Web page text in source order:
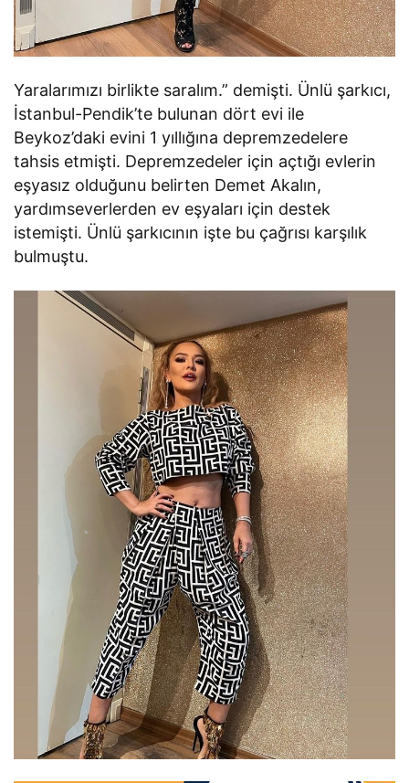
Yaralarımızı birlikte saralım.” demişti. Ünlü şarkıcı,
İstanbul-Pendik’te bulunan dört evi ile
Beykoz’daki evini 1 yıllığına depremzedelere
tahsis etmişti. Depremzedeler için açtığı evlerin
eşyasız olduğunu belirten Demet Akalın,
yardımseverlerden ev eşyaları için destek
istemişti. Ünlü şarkıcının işte bu çağrısı karşılık
bulmuştu.